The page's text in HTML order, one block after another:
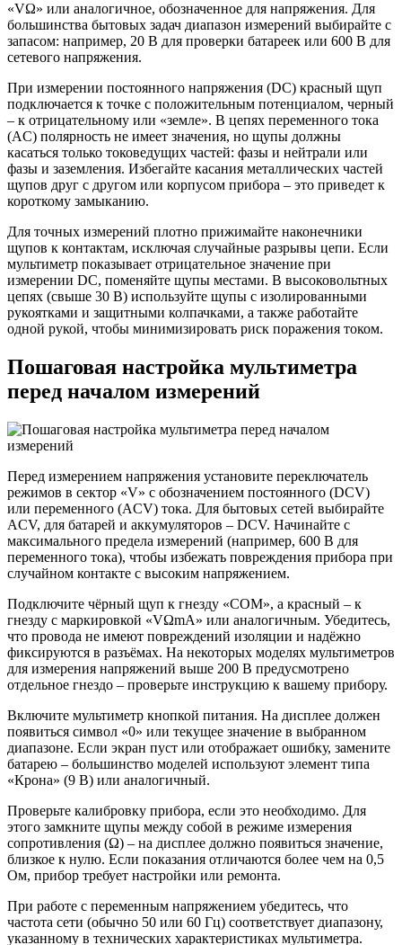
«VΩ» или аналогичное, обозначенное для напряжения. Для
большинства бытовых задач диапазон измерений выбирайте с
запасом: например, 20 В для проверки батареек или 600 В для
сетевого напряжения.
При измерении постоянного напряжения (DC) красный щуп
подключается к точке с положительным потенциалом, черный
– к отрицательному или «земле». В цепях переменного тока
(AC) полярность не имеет значения, но щупы должны
касаться только токоведущих частей: фазы и нейтрали или
фазы и заземления. Избегайте касания металлических частей
щупов друг с другом или корпусом прибора – это приведет к
короткому замыканию.
Для точных измерений плотно прижимайте наконечники
щупов к контактам, исключая случайные разрывы цепи. Если
мультиметр показывает отрицательное значение при
измерении DC, поменяйте щупы местами. В высоковольтных
цепях (свыше 30 В) используйте щупы с изолированными
рукоятками и защитными колпачками, а также работайте
одной рукой, чтобы минимизировать риск поражения током.
Пошаговая настройка мультиметра
перед началом измерений
Перед измерением напряжения установите переключатель
режимов в сектор «V» с обозначением постоянного (DCV)
или переменного (ACV) тока. Для бытовых сетей выбирайте
ACV, для батарей и аккумуляторов – DCV. Начинайте с
максимального предела измерений (например, 600 В для
переменного тока), чтобы избежать повреждения прибора при
случайном контакте с высоким напряжением.
Подключите чёрный щуп к гнезду «COM», а красный – к
гнезду с маркировкой «VΩmA» или аналогичным. Убедитесь,
что провода не имеют повреждений изоляции и надёжно
фиксируются в разъёмах. На некоторых моделях мультиметров
для измерения напряжений выше 200 В предусмотрено
отдельное гнездо – проверьте инструкцию к вашему прибору.
Включите мультиметр кнопкой питания. На дисплее должен
появиться символ «0» или текущее значение в выбранном
диапазоне. Если экран пуст или отображает ошибку, замените
батарею – большинство моделей используют элемент типа
«Крона» (9 В) или аналогичный.
Проверьте калибровку прибора, если это необходимо. Для
этого замкните щупы между собой в режиме измерения
сопротивления (Ω) – на дисплее должно появиться значение,
близкое к нулю. Если показания отличаются более чем на 0,5
Ом, прибор требует настройки или ремонта.
При работе с переменным напряжением убедитесь, что
частота сети (обычно 50 или 60 Гц) соответствует диапазону,
указанному в технических характеристиках мультиметра.